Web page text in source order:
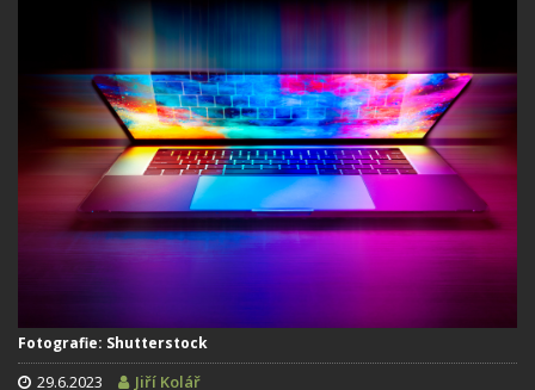
Fotografie: Shutterstock
29.6.2023 Jiří Kolář